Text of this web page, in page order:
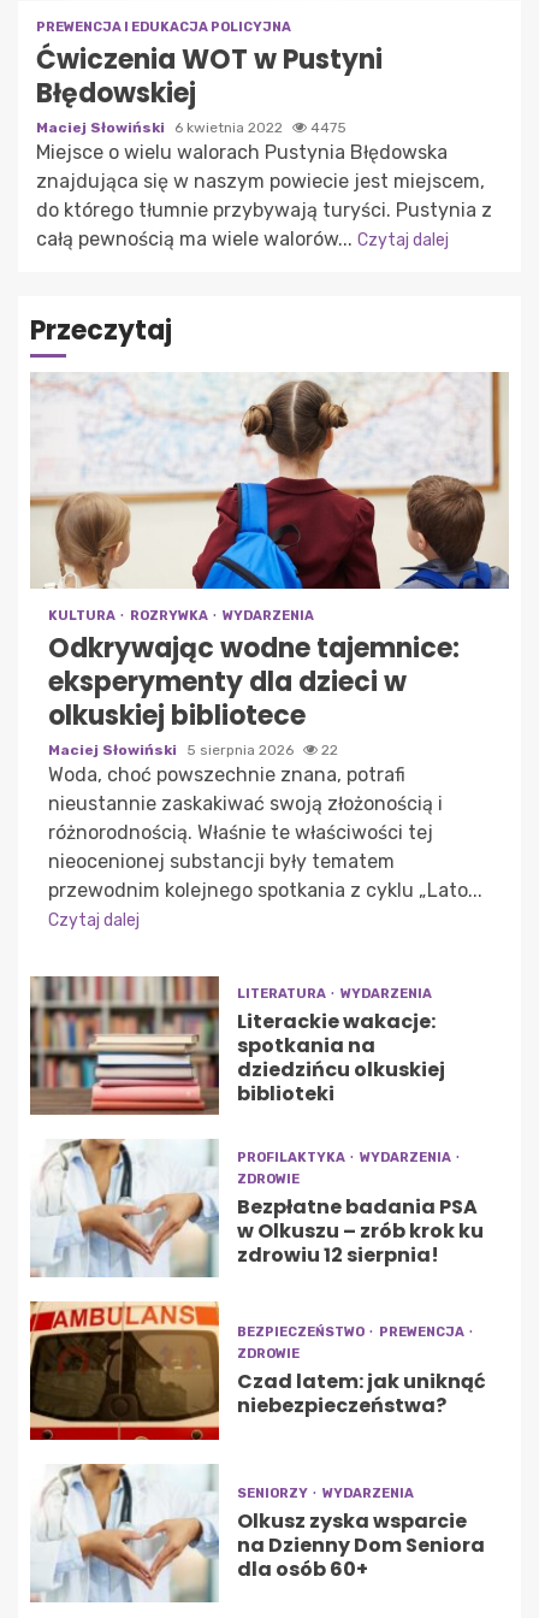
PREWENCJA I EDUKACJA POLICYJNA
Ćwiczenia WOT w Pustyni
Błędowskiej
Maciej Słowiński 6 kwietnia 2022 4475
Miejsce o wielu walorach Pustynia Błędowska
znajdująca się w naszym powiecie jest miejscem,
do którego tłumnie przybywają turyści. Pustynia z
całą pewnością ma wiele walorów... Czytaj dalej
Przeczytaj
KULTURA ROZRYWKA WYDARZENIA
Odkrywając wodne tajemnice:
eksperymenty dla dzieci w
olkuskiej bibliotece
Maciej Słowiński 5 sierpnia 2026 22
Woda, choć powszechnie znana, potrafi
nieustannie zaskakiwać swoją złożonością i
różnorodnością. Właśnie te właściwości tej
nieocenionej substancji były tematem
przewodnim kolejnego spotkania z cyklu „Lato...
Czytaj dalej
LITERATURA WYDARZENIA
Literackie wakacje:
spotkania na
dziedzińcu olkuskiej
biblioteki
PROFILAKTYKA
WYDARZENIA
ZDROWIE
Bezpłatne badania PSA
w Olkuszu – zrób krok ku
zdrowiu 12 sierpnia!
BEZPIECZEŃSTWO
PREWENCJA
ZDROWIE
Czad latem: jak uniknąć
niebezpieczeństwa?
SENIORZY WYDARZENIA
Olkusz zyska wsparcie
na Dzienny Dom Seniora
dla osób 60+